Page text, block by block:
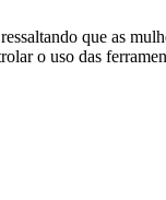
que as
o uso das